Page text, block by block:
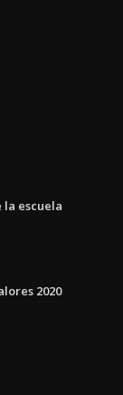
escuela
2020